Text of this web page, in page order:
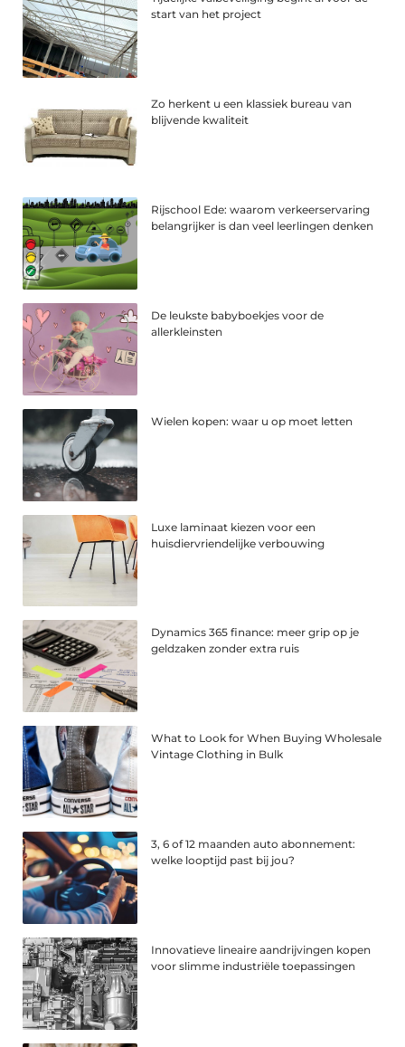
start van het project
Zo herkent u een klassiek bureau van
blijvende kwaliteit
Rijschool Ede: waarom verkeerservaring
belangrijker is dan veel leerlingen denken
De leukste babyboekjes voor de
allerkleinsten
Wielen kopen: waar u op moet letten
Luxe laminaat kiezen voor een
huisdiervriendelijke verbouwing
Dynamics 365 finance: meer grip op je
geldzaken zonder extra ruis
What to Look for When Buying Wholesale
Vintage Clothing in Bulk
3, 6 of 12 maanden auto abonnement:
welke looptijd past bij jou?
Innovatieve lineaire aandrijvingen kopen
voor slimme industriële toepassingen